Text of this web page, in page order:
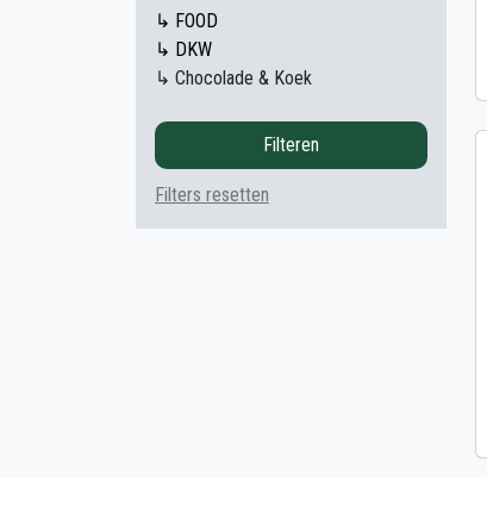
↳ FOOD
↳ DKW
↳ Chocolade & Koek
Filteren
Filters resetten